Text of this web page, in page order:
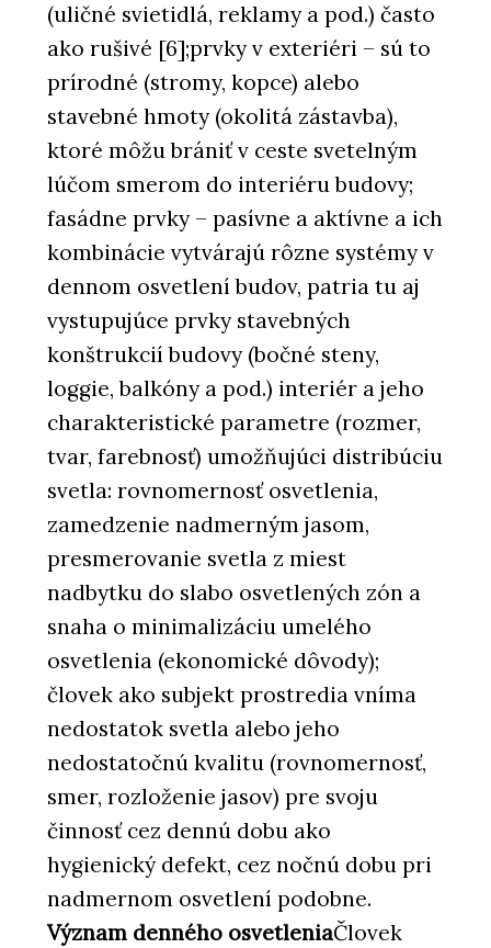
(uličné svietidlá, reklamy a pod.) často
ako rušivé [6];prvky v exteriéri – sú to
prírodné (stromy, kopce) alebo
stavebné hmoty (okolitá zástavba),
ktoré môžu brániť v ceste svetelným
lúčom smerom do interiéru budovy;
fasádne prvky – pasívne a aktívne a ich
kombinácie vytvárajú rôzne systémy v
dennom osvetlení budov, patria tu aj
vystupujúce prvky stavebných
konštrukcií budovy (bočné steny,
loggie, balkóny a pod.) interiér a jeho
charakteristické parametre (rozmer,
tvar, farebnosť) umožňujúci distribúciu
svetla: rovnomernosť osvetlenia,
zamedzenie nadmerným jasom,
presmerovanie svetla z miest
nadbytku do slabo osvetlených zón a
snaha o minimalizáciu umelého
osvetlenia (ekonomické dôvody);
človek ako subjekt prostredia vníma
nedostatok svetla alebo jeho
nedostatočnú kvalitu (rovnomernosť,
smer, rozloženie jasov) pre svoju
činnosť cez dennú dobu ako
hygienický defekt, cez nočnú dobu pri
nadmernom osvetlení podobne.
Význam denného osvetleniaČlovek